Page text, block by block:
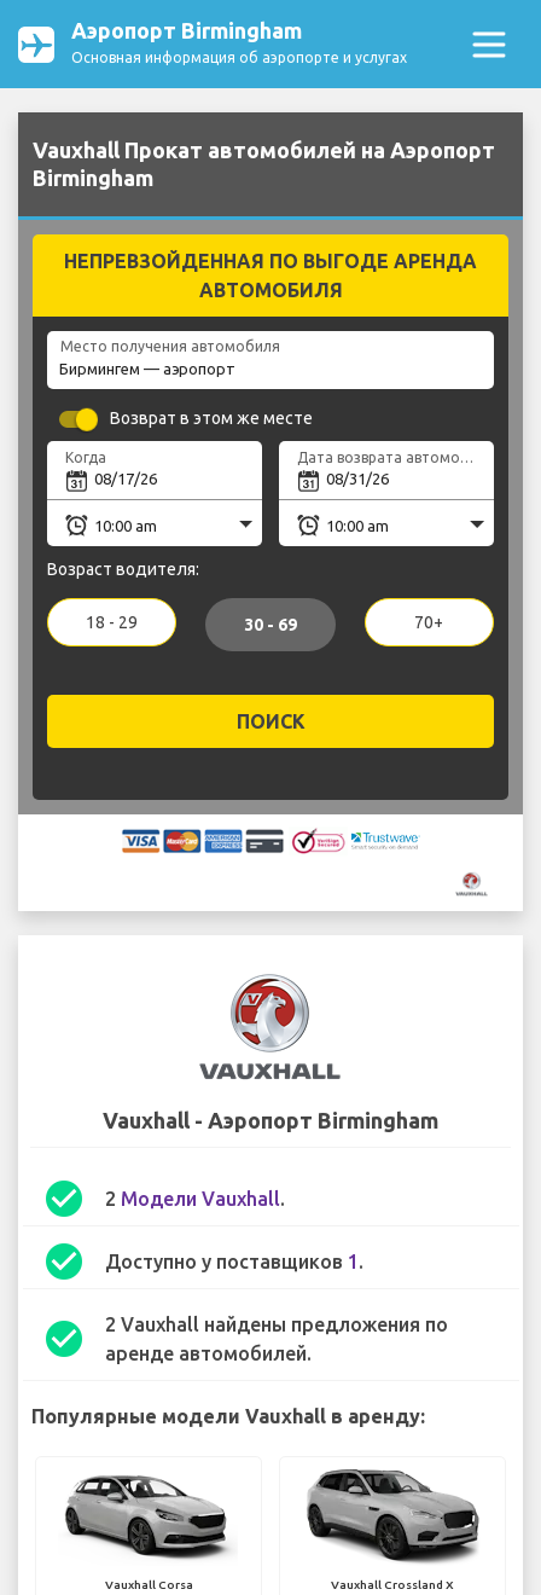
Аэропорт Birmingham
Основная информация об аэропорте и услугах
Vauxhall Прокат автомобилей на Аэропорт
Birmingham
НЕПРЕВЗОЙДЕННАЯ ПО ВЫГОДЕ АРЕНДА
АВТОМОБИЛЯ
Место получения автомобиля
Возврат в этом же месте
Когда Дата возврата автомобиля
Возраст водителя:
18 - 29 30 - 69 70+
ПОИСК
Vauxhall - Аэропорт Birmingham
check_circle 2 Модели Vauxhall.
check_circle Доступно у поставщиков 1 .
check_circle
2 Vauxhall найдены предложения по
аренде автомобилей.
Популярные модели Vauxhall в аренду:
Vauxhall Corsa Vauxhall Crossland X